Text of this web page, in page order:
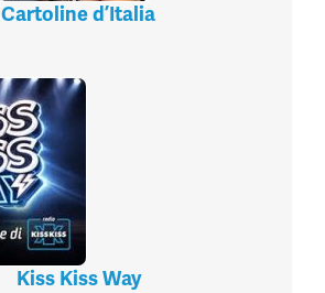
Cartoline d’Italia
Kiss Kiss Way